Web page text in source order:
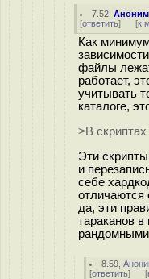
7.52 ,Аноним
[ответить] [к
Как
файлы
работает,
учитывать
каталоге,
>В
Эти
и
себе
отличаются
да, эти
тараканов в
8.59 ,
[ответить] [